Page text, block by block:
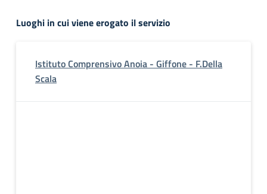
Luoghi in cui viene erogato il servizio
Istituto Comprensivo Anoia - Giffone - F.Della
Scala